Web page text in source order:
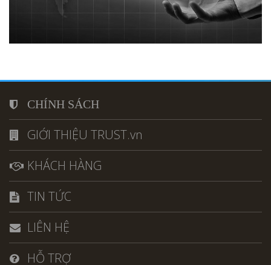
CHÍNH SÁCH
GIỚI THIỆU TRUST.vn
KHÁCH HÀNG
TIN TỨC
LIÊN HỆ
HỖ TRỢ